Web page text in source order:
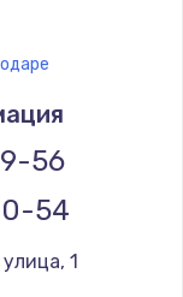
56
54
1